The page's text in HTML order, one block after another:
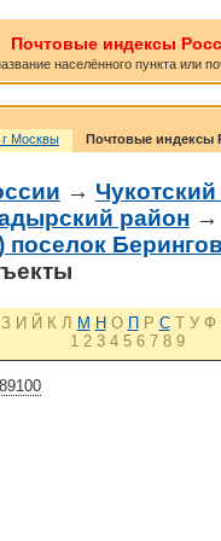
Почтовые индексы
населённого пункта или
Москвы Почтовые индексы
→
район →
поселок
З И Й К Л М Н О П Р С Т У Ф
1 2 3 4 5 6 7 8 9